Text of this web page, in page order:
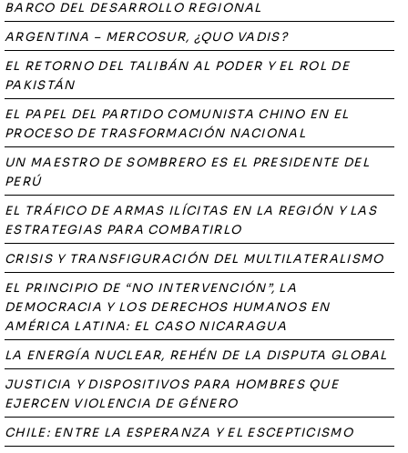
BARCO DEL DESARROLLO REGIONAL
ARGENTINA – MERCOSUR, ¿QUO VADIS?
EL RETORNO DEL TALIBÁN AL PODER Y EL ROL DE
PAKISTÁN
EL PAPEL DEL PARTIDO COMUNISTA CHINO EN EL
PROCESO DE TRASFORMACIÓN NACIONAL
UN MAESTRO DE SOMBRERO ES EL PRESIDENTE DEL
PERÚ
EL TRÁFICO DE ARMAS ILÍCITAS EN LA REGIÓN Y LAS
ESTRATEGIAS PARA COMBATIRLO
CRISIS Y TRANSFIGURACIÓN DEL MULTILATERALISMO
EL PRINCIPIO DE “NO INTERVENCIÓN”, LA
DEMOCRACIA Y LOS DERECHOS HUMANOS EN
AMÉRICA LATINA: EL CASO NICARAGUA
LA ENERGÍA NUCLEAR, REHÉN DE LA DISPUTA GLOBAL
JUSTICIA Y DISPOSITIVOS PARA HOMBRES QUE
EJERCEN VIOLENCIA DE GÉNERO
CHILE: ENTRE LA ESPERANZA Y EL ESCEPTICISMO